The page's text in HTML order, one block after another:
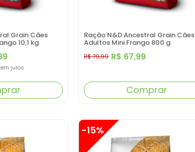
Grain Cães
10,1 kg
juros
Ração N&D Ancestral Grain Cães
Adultos Mini Frango 800 g
R$ 67,99
R$ 79,99
Comprar
-15%